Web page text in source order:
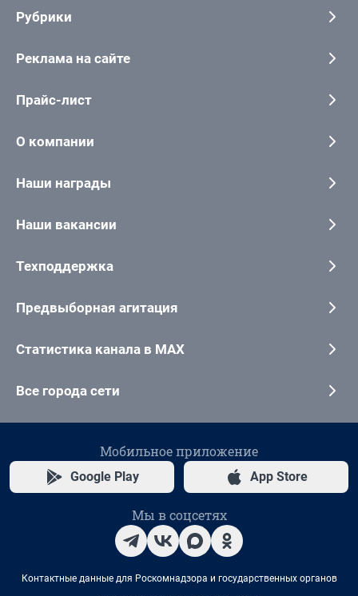
Рубрики
Реклама на сайте
Прайс-лист
О компании
Наши награды
Наши вакансии
Техподдержка
Предвыборная агитация
Статистика канала в MAX
Все города сети
Мобильное приложение
Google Play App Store
Мы в соцсетях
Контактные данные для Роскомнадзора и государственных органов